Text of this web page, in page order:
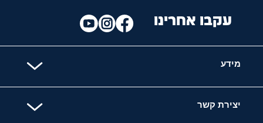
מידע
יצירת קשר
עקבו אחרינו